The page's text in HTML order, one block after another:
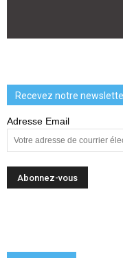
Recevez notre
Adresse Email